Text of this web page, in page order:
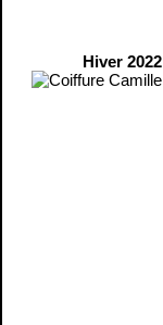
Hiver 2022